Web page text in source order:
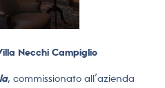
Necchi Campiglio
, commissionato all’azienda